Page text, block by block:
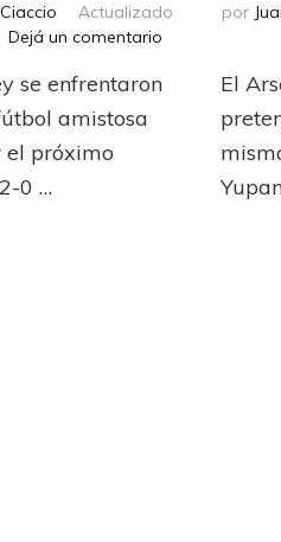
Actualizado
Dejá un comentarioen
brava
se enfrentaron
amistosa
el próximo
0 …
por
El